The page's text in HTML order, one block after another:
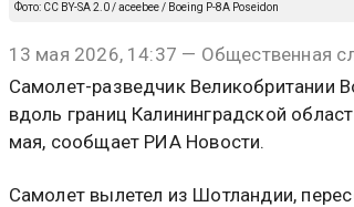
Фото: CC BY-SA 2.0 / aceebee / Boeing P-8A Poseidon
13 мая 2026, 14:37 — Общественная
Самолет-разведчик Великобритании
вдоль границ Калининградской
мая, сообщает РИА Новости.
Самолет вылетел из Шотландии,